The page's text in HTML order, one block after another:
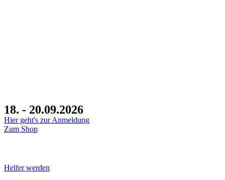
18. - 20.09.2026
Hier geht's zur Anmeldung
Zum Shop
Helfer werden